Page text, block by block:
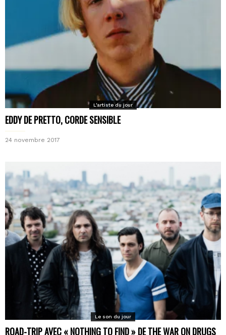
L'artiste du jour
EDDY DE PRETTO, CORDE SENSIBLE
24 novembre 2017
Le son du jour
ROAD-TRIP AVEC « NOTHING TO FIND » DE THE WAR ON DRUGS